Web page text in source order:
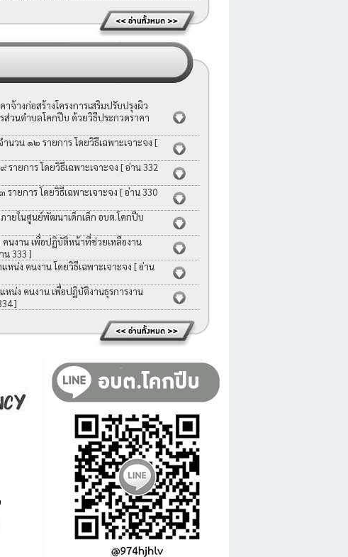
จ้างก่อสร้างโครงการเสริมปรับปรุงผิว
วนตำบลโคกปีบ ด้วยวิธีประกวดราคา
นวน ๑๒ รายการ โดยวิธีเฉพาะเจาะจง [
ายการ โดยวิธีเฉพาะเจาะจง [ อ่าน 332
ายการ โดยวิธีเฉพาะเจาะจง [ อ่าน 330
ายในศูนย์พัฒนาเด็กเล็ก อบต.โคกปีบ
คนงาน เพื่อปฏิบัติหน้าที่ช่วยเหลืองาน
น 333 ]
น่ง คนงาน โดยวิธีเฉพาะเจาะจง [ อ่าน
น่ง คนงาน เพื่อปฏิบัติงานธุรการงาน
]